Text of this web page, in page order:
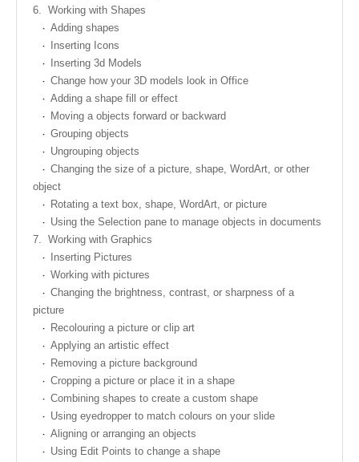
6. Working with Shapes
Adding shapes
Inserting Icons
Inserting 3d Models
Change how your 3D models look in Office
Adding a shape fill or effect
Moving a objects forward or backward
Grouping objects
Ungrouping objects
Changing the size of a picture, shape, WordArt, or other
object
Rotating a text box, shape, WordArt, or picture
Using the Selection pane to manage objects in documents
7. Working with Graphics
Inserting Pictures
Working with pictures
Changing the brightness, contrast, or sharpness of a
picture
Recolouring a picture or clip art
Applying an artistic effect
Removing a picture background
Cropping a picture or place it in a shape
Combining shapes to create a custom shape
Using eyedropper to match colours on your slide
Aligning or arranging an objects
Using Edit Points to change a shape